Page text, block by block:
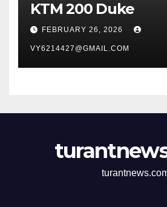
KTM 200 Duke
FEBRUARY 26, 2026
VY6214427@GMAIL.COM